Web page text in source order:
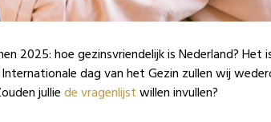
2025: hoe gezinsvriendelijk is Nederland? Het
dag van het Gezin zullen wij
julliede vragenlijstwillen invullen?